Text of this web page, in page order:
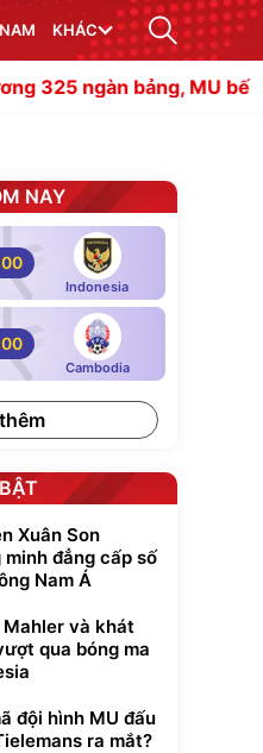
KHÁC
MU bế tắc vụ bán
NAY
Indonesia
Cambodia
Xuân Son
đẳng cấp số
Nam Á
và khát
qua bóng ma
đội hình MU đấu
ra mắt?